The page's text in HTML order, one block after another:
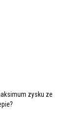
zysku ze